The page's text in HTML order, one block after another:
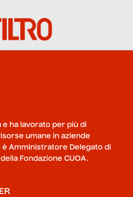
e ha lavorato per più di
umane in aziende
è Amministratore Delegato di
Fondazione CUOA.